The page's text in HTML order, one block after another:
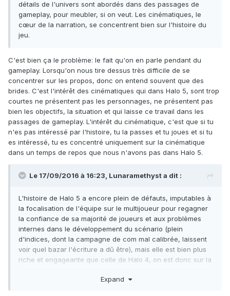
détails de l'univers sont abordés dans des passages de
gameplay, pour meubler, si on veut. Les cinématiques, le
cœur de la narration, se concentrent bien sur l'histoire du
jeu.
C'est bien ça le problème: le fait qu'on en parle pendant du
gameplay. Lorsqu'on nous tire dessus très difficile de se
concentrer sur les propos, donc on entend souvent que des
brides. C'est l'intérêt des cinématiques qui dans Halo 5, sont trop
courtes ne présentent pas les personnages, ne présentent pas
bien les objectifs, la situation et qui laisse ce travail dans les
passages de gameplay. L'intérêt du cinématique, c'est que si tu
n'es pas intéressé par l'histoire, tu la passes et tu joues et si tu
es intéressé, tu es concentré uniquement sur la cinématique
dans un temps de repos que nous n'avons pas dans Halo 5.
Le 17/09/2016 à 16:23, Lunaramethysta dit :
L'histoire de Halo 5 a encore plein de défauts, imputables à
la focalisation de l'équipe sur le multijoueur pour regagner
la confiance de sa majorité de joueurs et aux problèmes
internes dans le développement du scénario (plein
d'indices, dont la campagne de com mal calibrée, laissent
voir quel bazar l'écriture a dû être), mais elle est bien plus
riche et engageante que celle de Halo 4, on est donc sur la
que celui des trois premiers jeux (pas « bon », pas «
Expand